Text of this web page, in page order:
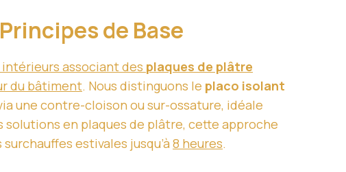
de Base
associant des plaques de plâtre
du bâtiment. Nous distinguons le placo isolant
une contre-cloison ou sur-ossature, idéale
solutions en plaques de plâtre, cette approche
estivales jusqu’à 8 heures.